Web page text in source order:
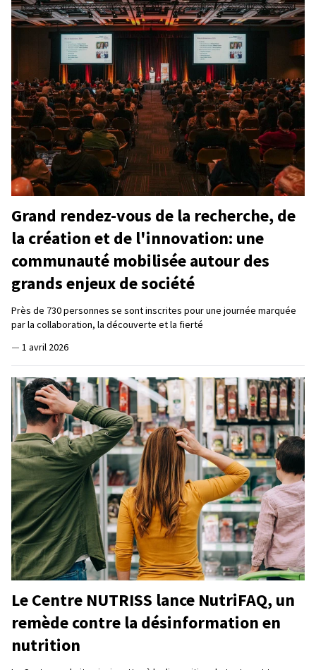
Grand rendez-vous de la recherche, de
la création et de l'innovation: une
communauté mobilisée autour des
grands enjeux de société
Près de 730 personnes se sont inscrites pour une journée marquée
par la collaboration, la découverte et la fierté
— 1 avril 2026
Le Centre NUTRISS lance NutriFAQ, un
remède contre la désinformation en
nutrition